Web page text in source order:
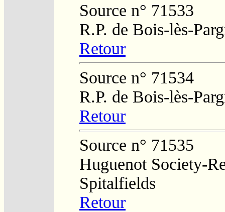
Source n° 71533
R.P. de Bois-lès-
Retour
Source n° 71534
R.P. de Bois-lès-
Retour
Source n° 71535
Huguenot Society-
Spitalfields
Retour